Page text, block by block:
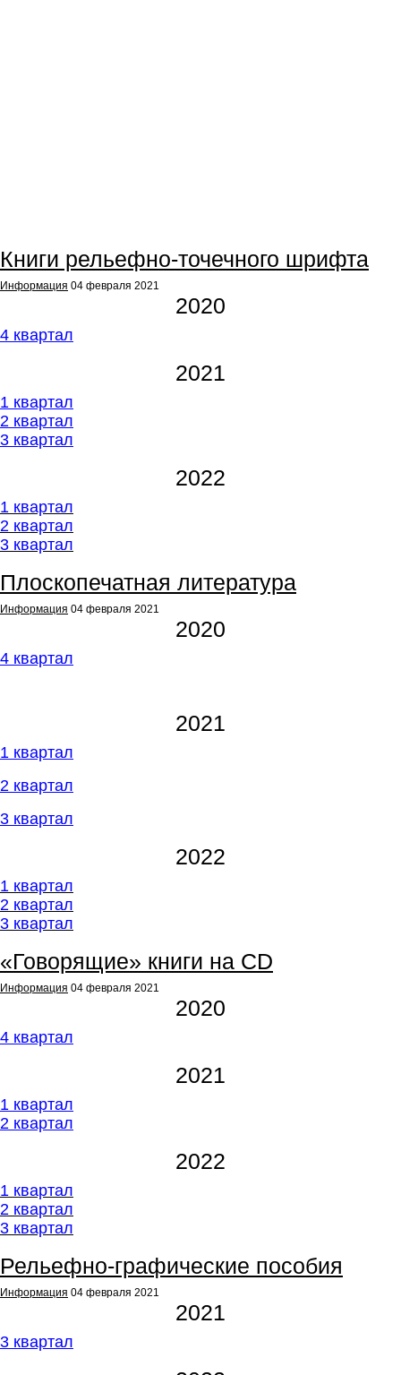
Книги рельефно-точечного шрифта
Информация 04 февраля 2021
2020
4 квартал
2021
1 квартал
2 квартал
3 квартал
2022
1 квартал
2 квартал
3 квартал
Плоскопечатная литература
Информация 04 февраля 2021
2020
4 квартал
2021
1 квартал
2 квартал
3 квартал
2022
1 квартал
2 квартал
3 квартал
«Говорящие» книги на CD
Информация 04 февраля 2021
2020
4 квартал
2021
1 квартал
2 квартал
2022
1 квартал
2 квартал
3 квартал
Рельефно-графические пособия
Информация 04 февраля 2021
2021
3 квартал